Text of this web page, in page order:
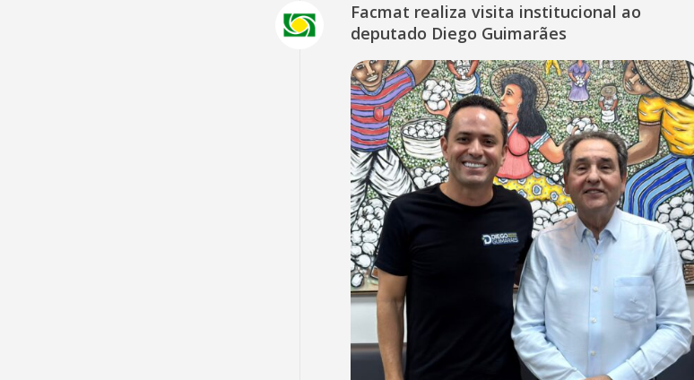
Facmat realiza visita institucional ao
deputado Diego Guimarães